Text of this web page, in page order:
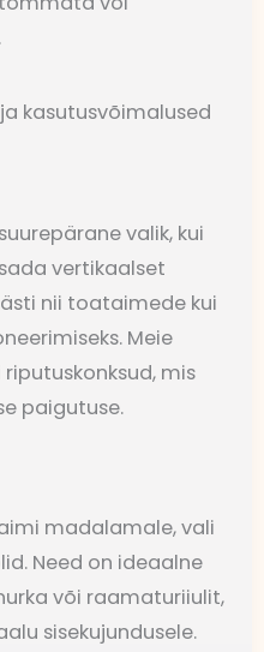
kasutusvõimalused
valik, kui
vertikaalset
nii toataimede kui
Meie
mis
paigutuse.
madalamale, vali
Need on ideaalne
või raamaturiiulit,
sisekujundusele.